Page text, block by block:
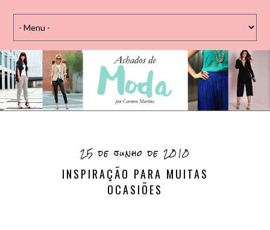
25 de junho de 2010
INSPIRAÇÃO PARA MUITAS
OCASIÕES